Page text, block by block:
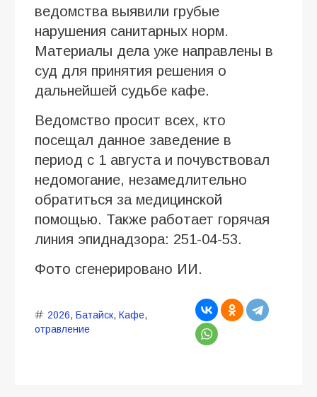
ведомства выявили грубые
нарушения санитарных норм.
Материалы дела уже направлены в
суд для принятия решения о
дальнейшей судьбе кафе.
Ведомство просит всех, кто
посещал данное заведение в
период с 1 августа и почувствовал
недомогание, незамедлительно
обратиться за медицинской
помощью. Также работает горячая
линия эпиднадзора: 251-04-53.
Фото сгенерировано ИИ.
2026, Батайск, Кафе,
отравление